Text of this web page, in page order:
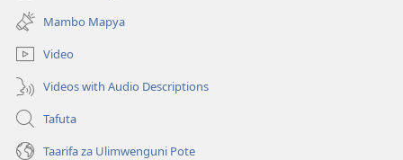
new
window)
Mambo Mapya
Video
Videos with Audio Descriptions
Tafuta
Taarifa za Ulimwenguni Pote